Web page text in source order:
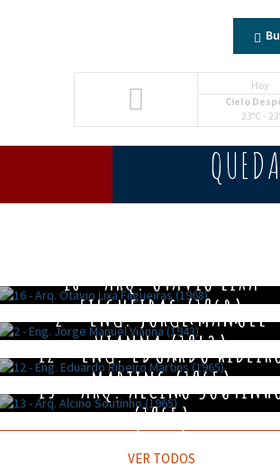
Hoy
Cielo
23°C -
16 - ARQ. OTÁVIO LIXA
FILGUEIRAS (1968)
2 - ENG. JORGE MANUEL
VIANNA (1943)
12 - ENG. EDUARDO
MARTINS (1965)
13 - ARQ. ALCINO
(1965)
VER TODOS